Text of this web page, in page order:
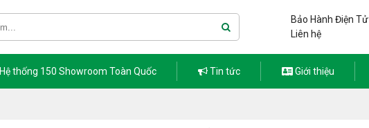
Bảo Hành Điện Tử
Liên hệ
Hệ thống 150 Showroom Toàn Quốc Tin tức Giới thiệu